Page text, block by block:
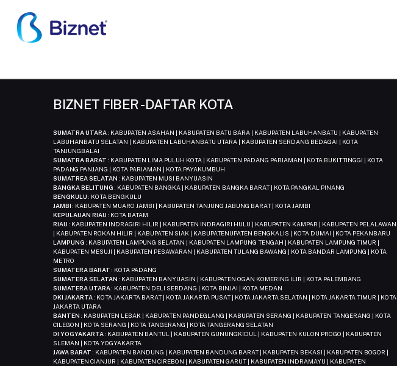
main
BIZNET FIBER - DAFTAR KOTA
SUMATRA UTARA: KABUPATEN ASAHAN | KABUPATEN BATU BARA | KABUPATEN LABUHANBATU | KABUPATEN
LABUHANBATU SELATAN | KABUPATEN LABUHANBATU UTARA | KABUPATEN SERDANG BEDAGAI | KOTA
TANJUNGBALAI
SUMATRA BARAT : KABUPATEN LIMA PULUH KOTA | KABUPATEN PADANG PARIAMAN | KOTA BUKITTINGGI | KOTA
PADANG PANJANG | KOTA PARIAMAN | KOTA PAYAKUMBUH
SUMATREA SELATAN : KABUPATEN MUSI BANYUASIN
BANGKA BELITUNG : KABUPATEN BANGKA | KABUPATEN BANGKA BARAT | KOTA PANGKAL PINANG
BENGKULU : KOTA BENGKULU
JAMBI : KABUPATEN MUARO JAMBI | KABUPATEN TANJUNG JABUNG BARAT | KOTA JAMBI
KEPULAUAN RIAU : KOTA BATAM
RIAU : KABUPATEN INDRAGIRI HILIR | KABUPATEN INDRAGIRI HULU | KABUPATEN KAMPAR | KABUPATEN PELALAWAN
| KABUPATEN ROKAN HILIR | KABUPATEN SIAK | KABUPATENUPATEN BENGKALIS | KOTA DUMAI | KOTA PEKANBARU
LAMPUNG : KABUPATEN LAMPUNG SELATAN | KABUPATEN LAMPUNG TENGAH | KABUPATEN LAMPUNG TIMUR |
KABUPATEN MESUJI | KABUPATEN PESAWARAN | KABUPATEN TULANG BAWANG | KOTA BANDAR LAMPUNG | KOTA
METRO
SUMATERA BARAT : KOTA PADANG
SUMATERA SELATAN : KABUPATEN BANYUASIN | KABUPATEN OGAN KOMERING ILIR | KOTA PALEMBANG
SUMATERA UTARA: KABUPATEN DELI SERDANG | KOTA BINJAI | KOTA MEDAN
DKI JAKARTA: KOTA JAKARTA BARAT | KOTA JAKARTA PUSAT | KOTA JAKARTA SELATAN | KOTA JAKARTA TIMUR | KOTA
JAKARTA UTARA
BANTEN : KABUPATEN LEBAK | KABUPATEN PANDEGLANG | KABUPATEN SERANG | KABUPATEN TANGERANG | KOTA
CILEGON | KOTA SERANG | KOTA TANGERANG | KOTA TANGERANG SELATAN
DI YOGYAKARTA: KABUPATEN BANTUL | KABUPATEN GUNUNGKIDUL | KABUPATEN KULON PROGO | KABUPATEN
SLEMAN | KOTA YOGYAKARTA
JAWA BARAT : KABUPATEN BANDUNG | KABUPATEN BANDUNG BARAT | KABUPATEN BEKASI | KABUPATEN BOGOR |
KABUPATEN CIANJUR | KABUPATEN CIREBON | KABUPATEN GARUT | KABUPATEN INDRAMAYU | KABUPATEN